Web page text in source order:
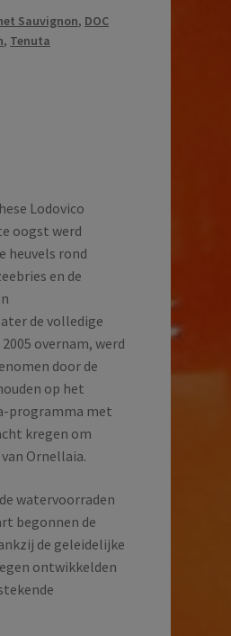
Sauvignon, DOC
, Tenuta
Lodovico
oogst werd
heuvels rond
en de
de volledige
overnam, werd
door de
op het
programma met
kregen om
Ornellaia.
watervoorraden
begonnen de
de geleidelijke
ontwikkelden